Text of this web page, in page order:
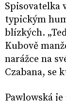
Spisovatelka
typickým
blízkých.
Kubově
narážce na
Czabana, se
Pawlowská